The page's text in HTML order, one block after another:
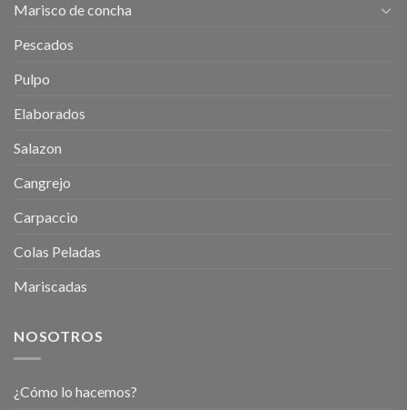
Marisco de concha
Pescados
Pulpo
Elaborados
Salazon
Cangrejo
Carpaccio
Colas Peladas
Mariscadas
NOSOTROS
¿Cómo lo hacemos?